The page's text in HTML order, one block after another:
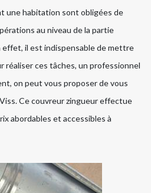
une habitation sont obligées de
au niveau de la partie
effet, il est indispensable de mettre
réaliser ces tâches, un professionnel
on peut vous proposer de vous
Ce couvreur zingueur effectue
abordables et accessibles à